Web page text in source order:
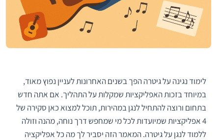
לימוד נגינה על גיטרה הפך בשנים האחרונות לעניין נפוץ מאוד,
במיוחד בזכות האפליקציות שמקלות על התהליך. אם אתה חדש
בתחום ורוצה להתחיל לנגן במהירות, תוכל למצוא כאן סקירה של
4 אפליקציות שמיועדות לכל מי שמחפש דרך נוחה, מהנה וזולה
ללמוד לנגן על גיטרה. המאמר הזה יסביר לך מה כל אפליקציה